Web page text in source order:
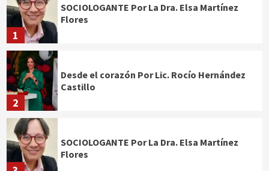
1
SOCIOLOGANTE Por La Dra. Elsa Martínez
Flores
2
Desde el corazón Por Lic. Rocío Hernández
Castillo
SOCIOLOGANTE Por La Dra. Elsa Martínez
Flores